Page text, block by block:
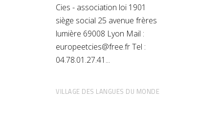
Cies - association loi 1901
siège social 25 avenue frères
lumière 69008 Lyon Mail :
europeetcies@free.fr Tel :
04.78.01.27.41
VILLAGE DES LANGUES DU MONDE